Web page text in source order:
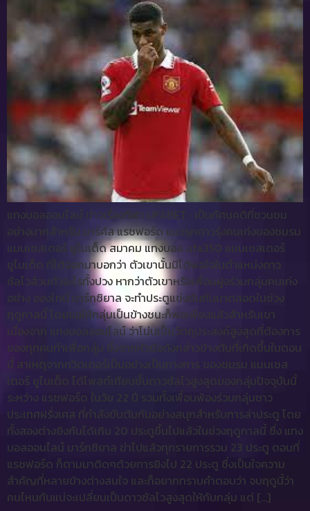
แทงบอลออนไลน์ ข่าวเรื่องกีฬา UFABET : เป็นทัศนคติที่ชวนชม
อย่างมากสำหรับ มาร์คัส แรชฟอร์ด แนวรุกดาวรุ่งคนเก่งของชมรม
แมนเชสเตอร์ ยูไนเต็ด สมาคม แทงบอล ufa350 แมนเชสเตอร์
ยูไนเต็ด ที่ได้ออกมาบอกว่า ตัวเขานั้นมิได้พอใจในตำแหน่งดาว
ซัลโวส่วนตัวอะไรทั้งปวง หากว่าตัวเขาหรือเพื่อนฝูงร่วมกลุ่มคนเก่ง
อย่าง อองโทนี่ มาร์กซิยาล จะทำประตูแข่งขันกันมาตลอดในช่วง
ฤดูกาลนี้ โดยขอให้กลุ่มเป็นข้างชนะก็พอเพียงแล้วสำหรับเขา
เนื่องจาก แทงบอลออนไลน์ ว่าโน่นเป็นวัตถุประสงค์สูงสุดที่ต้องการ
ของทุกคนทำเพื่อกลุ่ม ซึ่งจากหัวข้อดังกล่าวข้างต้นที่เกิดขึ้นในตอน
นี้ สาเหตุจากทวิตเตอร์เป็นอย่างเป็นทางการ ของชมรม แมนเชส
เตอร์ ยูไนเต็ด ได้โพสต์เทียบชั้นดาวซัลโวสูงสุดของกลุ่มปัจจุบันนี้
ระหว่าง แรชฟอร์ด ในวัย 22 ปี รวมทั้งเพื่อนพ้องร่วมกลุ่มชาว
ประเทศฝรั่งเศส ที่กำลังขับต้มกันอย่างสนุกสำหรับการล่าประตู โดย
ทั้งสองต่างยิงกันได้เกิน 20 ประตูขึ้นไปแล้วในช่วงฤดูกาลนี้ ซึ่ง แทง
บอลออนไลน์ มาร์กซิยาล ฆ่าไปแล้วทุกรายการรวม 23 ประตู ตอนที่
แรชฟอร์ด ก็ตามมาติดๆด้วยการยิงไป 22 ประตู ซึ่งเป็นใจความ
สำคัญที่หลายข้างต่างสนใจ และก็อยากทราบคำตอบว่า จบฤดูนี้ว่า
คนไหนกันแน่จะเปลี่ยนเป็นดาวซัลโวสูงสุดให้กับกลุ่ม แต่ […]